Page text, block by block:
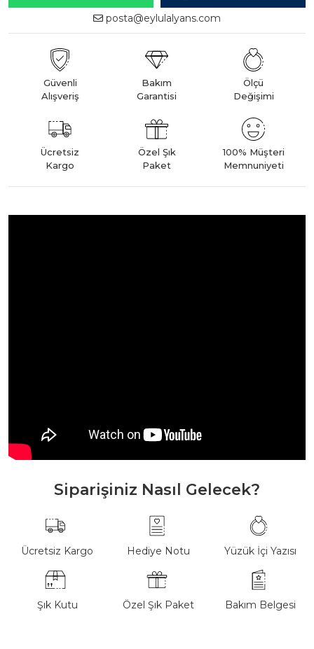
posta@eylulalyans.com
Güvenli
Alışveriş
Bakım
Garantisi
Ölçü
Değişimi
Ücretsiz
Kargo
Özel Şık
Paket
100% Müşteri
Memnuniyeti
Siparişiniz Nasıl Gelecek?
Ücretsiz Kargo Hediye Notu Yüzük İçi Yazısı
Şık Kutu Özel Şık Paket Bakım Belgesi